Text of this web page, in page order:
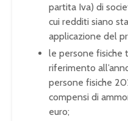
partita Iva) di
cui redditi siano
applicazione del
le persone fisiche
riferimento
persone fisiche
compensi di
euro;